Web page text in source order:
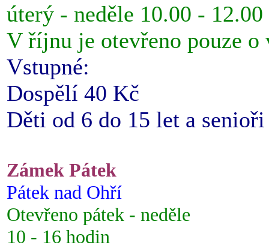
úterý - neděle 10.00 -
V říjnu je otevřeno pouze o
Vstupné:
Dospělí 40 Kč
Děti od 6 do 15 let a
Zámek Pátek
Pátek nad Ohří
Otevřeno pátek - neděle
10 - 16 hodin